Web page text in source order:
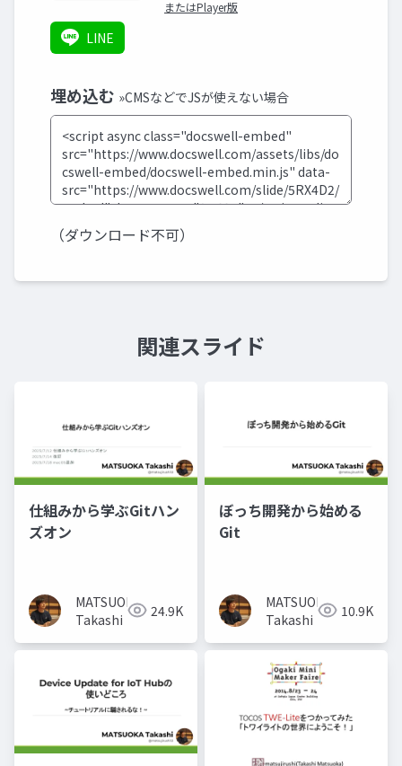
またはPlayer版
LINE
埋め込む »CMSなどでJSが使えない場合
（ダウンロード不可）
関連スライド
仕組みから学ぶGitハン
ズオン
MATSUOKA
Takashi
24.9K
ぼっち開発から始める
Git
MATSUOKA
Takashi
10.9K